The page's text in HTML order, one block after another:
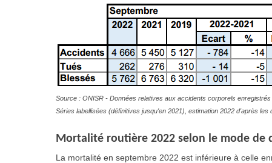
Source : ONISR - Données relatives aux accidents corporels
Séries labellisées (définitives jusqu'en 2021), estimation 2022 d'après
Mortalité routière 2022 selon le mode de
La mortalité en septembre 2022 est inférieure à celle